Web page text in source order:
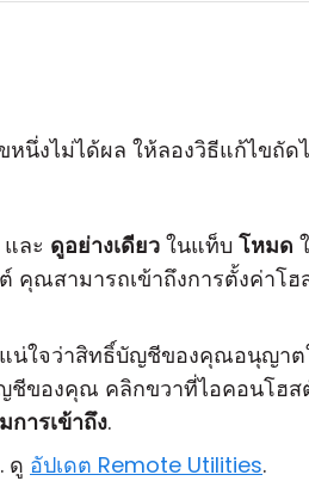
นึ่งไม่ได้ผล ให้ลองวิธีแก้ไขถัด
และ ดูอย่างเดียว ในแท็บ โหมด
ณสามารถเข้าถึงการตั้งค่าโฮ
น่ใจว่าสิทธิ์บัญชีของคุณอนุญา
ชีของคุณ คลิกขวาที่ไอคอนโฮส
ารเข้าถึง.
ดู อัปเดต Remote Utilities.